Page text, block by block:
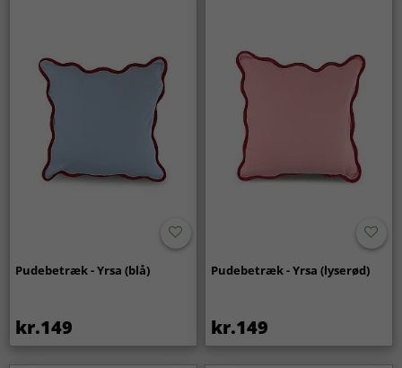
Pudebetræk - Yrsa (blå)
kr.149
Pudebetræk - Yrsa (lyserød)
kr.149